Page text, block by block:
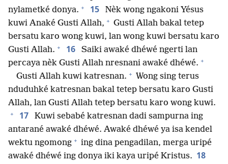
nylametké donya. + 15
Nèk wong ngakoni Yésus
kuwi Anaké Gusti Allah, + Gusti Allah bakal tetep
bersatu karo wong kuwi, lan wong kuwi bersatu karo
Gusti Allah. + 16
Saiki awaké dhéwé ngerti lan
percaya nèk Gusti Allah nresnani awaké dhéwé. +
Gusti Allah kuwi katresnan. + Wong sing terus
nduduhké katresnan bakal tetep bersatu karo Gusti
Allah, lan Gusti Allah tetep bersatu karo wong kuwi.
+ 17
Kuwi sebabé katresnan dadi sampurna ing
antarané awaké dhéwé. Awaké dhéwé ya isa kendel
wektu ngomong + ing dina pengadilan, merga uripé
awaké dhéwé ing donya iki kaya uripé Kristus. 18